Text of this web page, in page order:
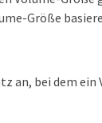
Größe
an, bei dem ein